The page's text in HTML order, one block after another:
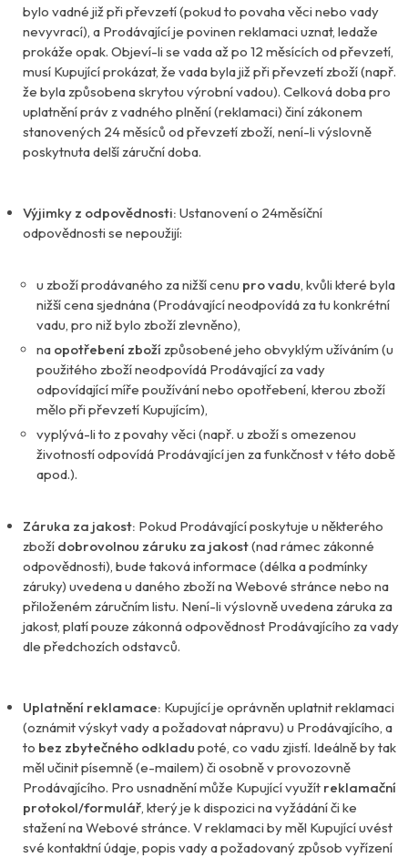
bylo vadné již při převzetí (pokud to povaha věci nebo vady
nevyvrací), a Prodávající je povinen reklamaci uznat, ledaže
prokáže opak. Objeví-li se vada až po 12 měsících od převzetí,
musí Kupující prokázat, že vada byla již při převzetí zboží (např.
že byla způsobena skrytou výrobní vadou). Celková doba pro
uplatnění práv z vadného plnění (reklamaci) činí zákonem
stanovených 24 měsíců od převzetí zboží, není-li výslovně
poskytnuta delší záruční doba.
Výjimky z odpovědnosti: Ustanovení o 24měsíční
odpovědnosti se nepoužijí:
u zboží prodávaného za nižší cenu pro vadu, kvůli které byla
nižší cena sjednána (Prodávající neodpovídá za tu konkrétní
vadu, pro niž bylo zboží zlevněno),
na opotřebení zbožízpůsobené jeho obvyklým užíváním (u
použitého zboží neodpovídá Prodávající za vady
odpovídající míře používání nebo opotřebení, kterou zboží
mělo při převzetí Kupujícím),
vyplývá-li to z povahy věci (např. u zboží s omezenou
životností odpovídá Prodávající jen za funkčnost v této době
apod.).
Záruka za jakost: Pokud Prodávající poskytuje u některého
zboží dobrovolnou záruku za jakost(nad rámec zákonné
odpovědnosti), bude taková informace (délka a podmínky
záruky) uvedena u daného zboží na Webové stránce nebo na
přiloženém záručním listu. Není-li výslovně uvedena záruka za
jakost, platí pouze zákonná odpovědnost Prodávajícího za vady
dle předchozích odstavců.
Uplatnění reklamace: Kupující je oprávněn uplatnit reklamaci
(oznámit výskyt vady a požadovat nápravu) u Prodávajícího, a
to bez zbytečného odkladu poté, co vadu zjistí. Ideálně by tak
měl učinit písemně (e-mailem) či osobně v provozovně
Prodávajícího. Pro usnadnění může Kupující využít reklamační
protokol/formulář, který je k dispozici na vyžádání či ke
stažení na Webové stránce. V reklamaci by měl Kupující uvést
své kontaktní údaje, popis vady a požadovaný způsob vyřízení